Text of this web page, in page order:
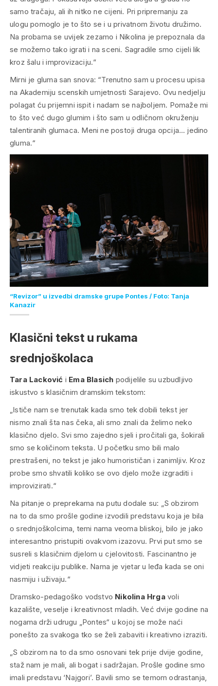
samo tračaju, ali ih nitko ne cijeni. Pri pripremanju za
ulogu pomoglo je to što se i u privatnom životu družimo.
Na probama se uvijek zezamo i Nikolina je prepoznala da
se možemo tako igrati i na sceni. Sagradile smo cijeli lik
kroz šalu i improvizaciju.“
Mirni je gluma san snova: “Trenutno sam u procesu upisa
na Akademiju scenskih umjetnosti Sarajevo. Ovu nedjelju
polagat ću prijemni ispit i nadam se najboljem. Pomaže mi
to što već dugo glumim i što sam u odličnom okruženju
talentiranih glumaca. Meni ne postoji druga opcija… jedino
gluma.“
“Revizor” u izvedbi dramske grupe Pontes / Foto: Tanja
Kanazir
Klasični tekst u rukama
srednjoškolaca
Tara Lacković i Ema Blasich podijelile su uzbudljivo
iskustvo s klasičnim dramskim tekstom:
„Ističe nam se trenutak kada smo tek dobili tekst jer
nismo znali šta nas čeka, ali smo znali da želimo neko
klasično djelo. Svi smo zajedno sjeli i pročitali ga, šokirali
smo se količinom teksta. U početku smo bili malo
prestrašeni, no tekst je jako humorističan i zanimljiv. Kroz
probe smo shvatili koliko se ovo djelo može izgraditi i
improvizirati.“
Na pitanje o preprekama na putu dodale su: „S obzirom
na to da smo prošle godine izvodili predstavu koja je bila
o srednjoškolcima, temi nama veoma bliskoj, bilo je jako
interesantno pristupiti ovakvom izazovu. Prvi put smo se
susreli s klasičnim djelom u cjelovitosti. Fascinantno je
vidjeti reakciju publike. Nama je vjetar u leđa kada se oni
nasmiju i uživaju.“
Dramsko-pedagoško vodstvo Nikolina Hrgavoli
kazalište, veselje i kreativnost mladih. Već dvije godine na
nogama drži udrugu „Pontes“ u kojoj se može naći
ponešto za svakoga tko se želi zabaviti i kreativno izraziti.
„S obzirom na to da smo osnovani tek prije dvije godine,
staž nam je mali, ali bogat i sadržajan. Prošle godine smo
imali predstavu ‘Najgori’. Bavili smo se temom odrastanja,